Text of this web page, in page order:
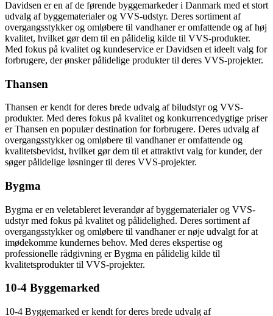
Davidsen er en af de førende byggemarkeder i Danmark med et stort
udvalg af byggematerialer og VVS-udstyr. Deres sortiment af
overgangsstykker og omløbere til vandhaner er omfattende og af høj
kvalitet, hvilket gør dem til en pålidelig kilde til VVS-produkter.
Med fokus på kvalitet og kundeservice er Davidsen et ideelt valg for
forbrugere, der ønsker pålidelige produkter til deres VVS-projekter.
Thansen
Thansen er kendt for deres brede udvalg af biludstyr og VVS-
produkter. Med deres fokus på kvalitet og konkurrencedygtige priser
er Thansen en populær destination for forbrugere. Deres udvalg af
overgangsstykker og omløbere til vandhaner er omfattende og
kvalitetsbevidst, hvilket gør dem til et attraktivt valg for kunder, der
søger pålidelige løsninger til deres VVS-projekter.
Bygma
Bygma er en veletableret leverandør af byggematerialer og VVS-
udstyr med fokus på kvalitet og pålidelighed. Deres sortiment af
overgangsstykker og omløbere til vandhaner er nøje udvalgt for at
imødekomme kundernes behov. Med deres ekspertise og
professionelle rådgivning er Bygma en pålidelig kilde til
kvalitetsprodukter til VVS-projekter.
10-4 Byggemarked
10-4 Byggemarked er kendt for deres brede udvalg af